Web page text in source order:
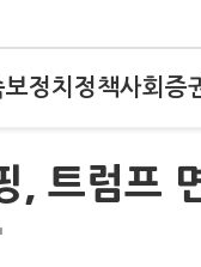
보정치 정책사회 증
, 트럼프